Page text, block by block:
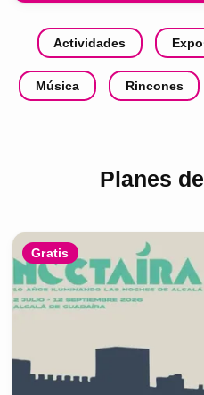
Actividades
Música Rincones
Planes
Gratis